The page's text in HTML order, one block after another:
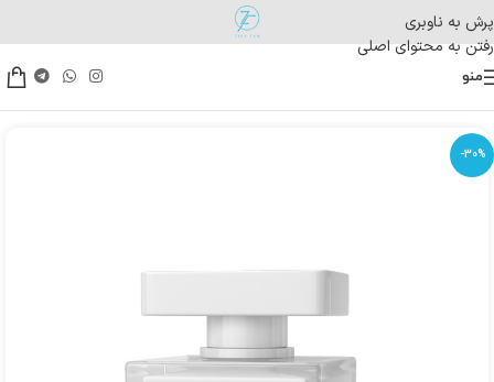
پرش به ناوبری
رفتن به محتوای اصلی
منو
-30%